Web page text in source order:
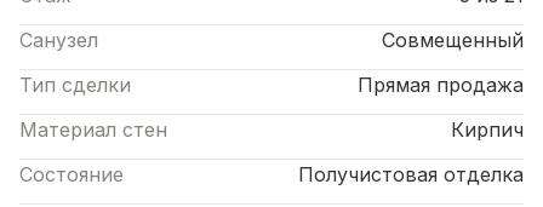
Санузел
Совмещенный
Тип сделки
Прямая продажа
Материал стен
Кирпич
Состояние
Получистовая отделка